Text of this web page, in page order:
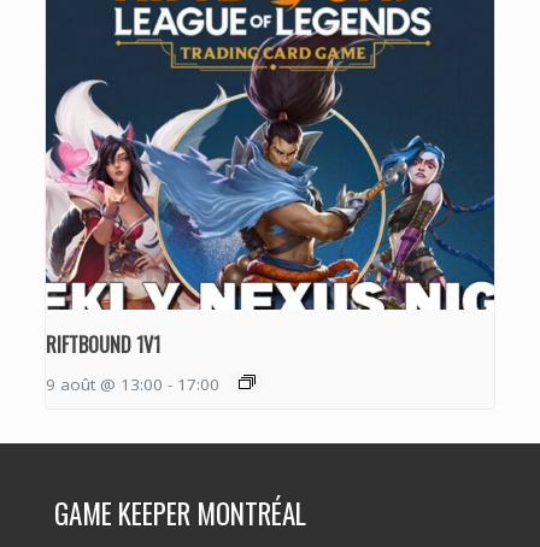
RIFTBOUND 1V1
9 août @ 13:00 - 17:00
GAME KEEPER MONTRÉAL